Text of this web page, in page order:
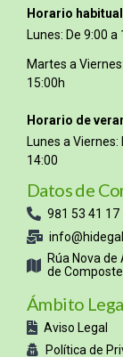
Horario
Lunes: De 9:00 a
Martes a
15:00h
Horario de
Lunes a Viernes:
14:00
Datos de
981 53 41 17
Rúa Nova
de
Ámbito
Aviso Legal
Política de